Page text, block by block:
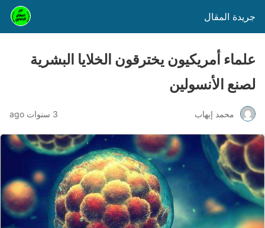
جريدة المقال
علماء أمريكيون يخترقون الخلايا البشرية
لصنع الأنسولين
محمد إيهاب 3 سنوات ago